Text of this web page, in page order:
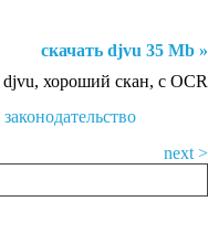
скачать djvu 35 Mb »
djvu, хороший скан, с OCR
законодательство
next >